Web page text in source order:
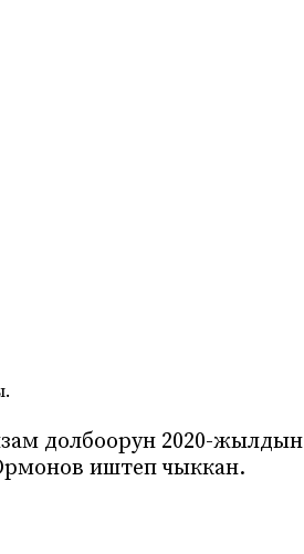
долбоорун 2020-жылдын
иштеп чыккан.